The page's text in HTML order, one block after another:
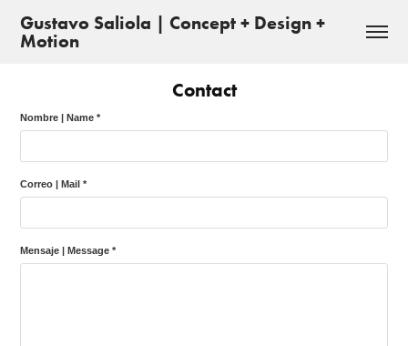
Gustavo Saliola | Concept + Design +
Motion
Contact
Nombre | Name *
Correo | Mail *
Mensaje | Message *